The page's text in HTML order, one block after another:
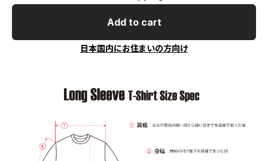
Add to cart
日本国内にお住まいの方向け